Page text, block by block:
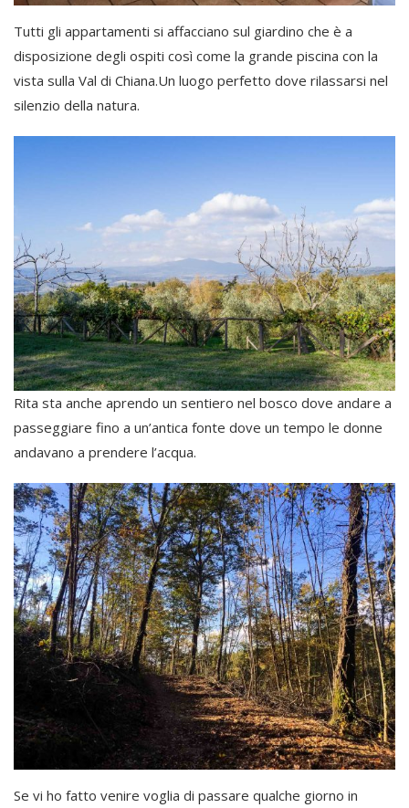
Tutti gli appartamenti si affacciano sul giardino che è a
disposizione degli ospiti così come la grande piscina con la
vista sulla Val di Chiana.Un luogo perfetto dove rilassarsi nel
silenzio della natura.
Rita sta anche aprendo un sentiero nel bosco dove andare a
passeggiare fino a un’antica fonte dove un tempo le donne
andavano a prendere l’acqua.
Se vi ho fatto venire voglia di passare qualche giorno in